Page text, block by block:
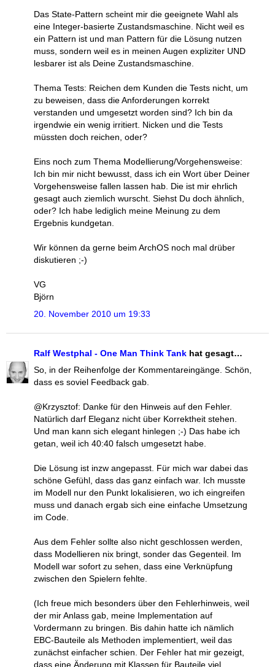
Das State-Pattern scheint mir die geeignete Wahl als
eine Integer-basierte Zustandsmaschine. Nicht weil es
ein Pattern ist und man Pattern für die Lösung nutzen
muss, sondern weil es in meinen Augen expliziter UND
lesbarer ist als Deine Zustandsmaschine.
Thema Tests: Reichen dem Kunden die Tests nicht, um
zu beweisen, dass die Anforderungen korrekt
verstanden und umgesetzt worden sind? Ich bin da
irgendwie ein wenig irritiert. Nicken und die Tests
müssten doch reichen, oder?
Eins noch zum Thema Modellierung/Vorgehensweise:
Ich bin mir nicht bewusst, dass ich ein Wort über Deiner
Vorgehensweise fallen lassen hab. Die ist mir ehrlich
gesagt auch ziemlich wurscht. Siehst Du doch ähnlich,
oder? Ich habe lediglich meine Meinung zu dem
Ergebnis kundgetan.
Wir können da gerne beim ArchOS noch mal drüber
diskutieren ;-)
VG
Björn
20. November 2010 um 19:33
Ralf Westphal - One Man Think Tank hat gesagt…
So, in der Reihenfolge der Kommentareingänge. Schön,
dass es soviel Feedback gab.
@Krzysztof: Danke für den Hinweis auf den Fehler.
Natürlich darf Eleganz nicht über Korrektheit stehen.
Und man kann sich elegant hinlegen ;-) Das habe ich
getan, weil ich 40:40 falsch umgesetzt habe.
Die Lösung ist inzw angepasst. Für mich war dabei das
schöne Gefühl, dass das ganz einfach war. Ich musste
im Modell nur den Punkt lokalisieren, wo ich eingreifen
muss und danach ergab sich eine einfache Umsetzung
im Code.
Aus dem Fehler sollte also nicht geschlossen werden,
dass Modellieren nix bringt, sonder das Gegenteil. Im
Modell war sofort zu sehen, dass eine Verknüpfung
zwischen den Spielern fehlte.
(Ich freue mich besonders über den Fehlerhinweis, weil
der mir Anlass gab, meine Implementation auf
Vordermann zu bringen. Bis dahin hatte ich nämlich
EBC-Bauteile als Methoden implementiert, weil das
zunächst einfacher schien. Der Fehler hat mir gezeigt,
dass eine Änderung mit Klassen für Bauteile viel